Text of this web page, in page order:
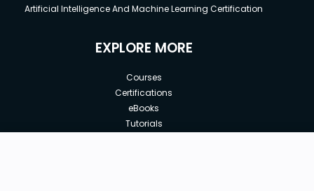
Artificial Intelligence And Machine Learning Certification
EXPLORE MORE
Courses
Certifications
eBooks
Tutorials